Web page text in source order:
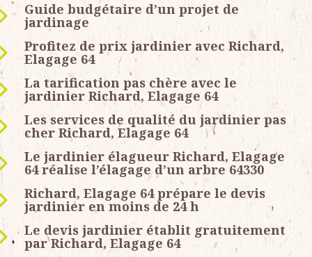
Guide budgétaire d’un projet de
jardinage
Profitez de prix jardinier avec Richard,
Elagage 64
La tarification pas chère avec le
jardinier Richard, Elagage 64
Les services de qualité du jardinier pas
cher Richard, Elagage 64
Le jardinier élagueur Richard, Elagage
64 réalise l’élagage d’un arbre 64330
Richard, Elagage 64 prépare le devis
jardinier en moins de 24 h
Le devis jardinier établit gratuitement
par Richard, Elagage 64